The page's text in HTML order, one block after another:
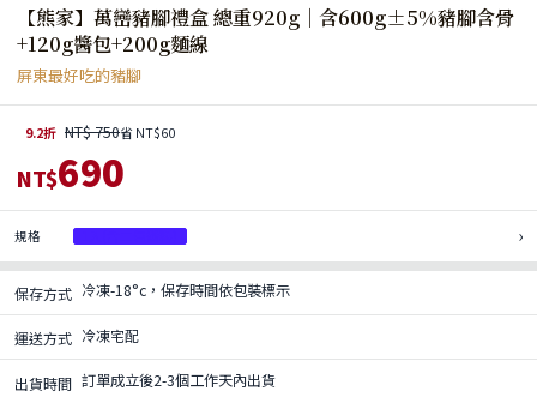
【熊家】萬巒豬腳禮盒 總重920g｜含600g±5%豬腳含骨
+120g醬包+200g麵線
屏東最好吃的豬腳
9.2折 NT$ 750省 NT$60
NT$690
規格 ›
保存方式 冷凍-18°c，保存時間依包裝標示
運送方式 冷凍宅配
出貨時間 訂單成立後2-3個工作天內出貨